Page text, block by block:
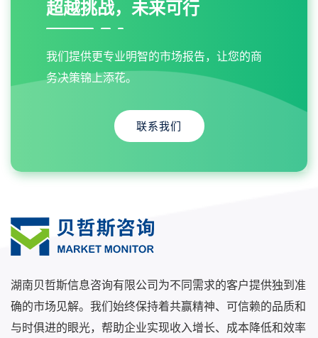
超越挑战，未来可行
我们提供更专业明智的市场报告，让您的商
务决策锦上添花。
联系我们
湖南贝哲斯信息咨询有限公司为不同需求的客户提供独到准
确的市场见解。我们始终保持着共赢精神、可信赖的品质和
与时俱进的眼光，帮助企业实现收入增长、成本降低和效率